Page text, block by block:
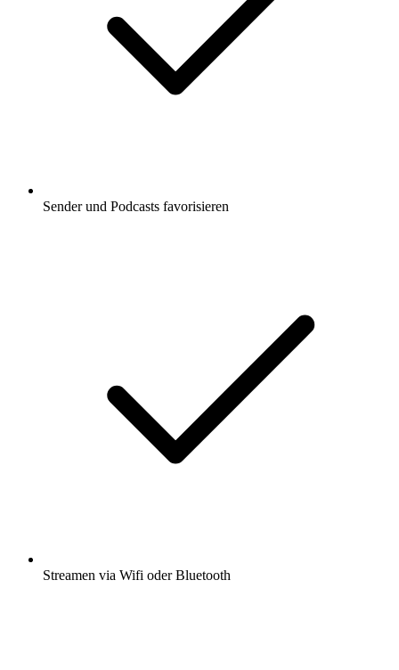
Sender und Podcasts favorisieren
Streamen via Wifi oder Bluetooth